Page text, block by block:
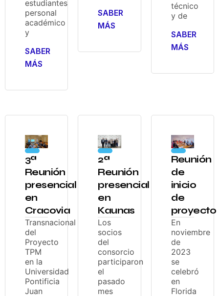
estudiantes
personal
académico
y
SABER
MÁS
SABER
MÁS
técnico
y de
SABER
MÁS
3ª
Reunión
presencial
en
Cracovia
Transnacional
del
Proyecto
TPM
en la
Universidad
Pontificia
Juan
2ª
Reunión
presencial
en
Kaunas
Los
socios
del
consorcio
participaron
el
pasado
mes
Reunión
de
inicio
de
proyecto
En
noviembre
de
2023
se
celebró
en
Florida